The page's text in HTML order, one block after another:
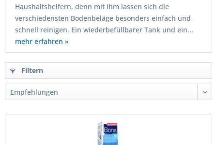
Haushaltshelfern, denn mit Ihm lassen sich die
verschiedensten Bodenbeläge besonders einfach und
schnell reinigen. Ein wiederbefüllbarer Tank und ein...
mehr erfahren »
Filtern